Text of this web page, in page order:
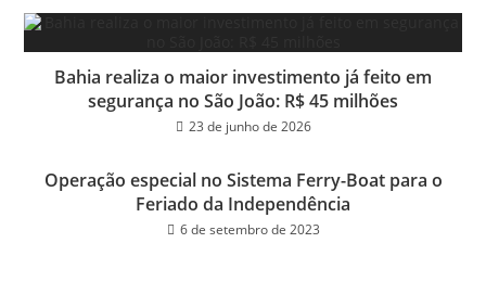
Bahia realiza o maior investimento já feito em
segurança no São João: R$ 45 milhões
23 de junho de 2026
Operação especial no Sistema Ferry-Boat para o
Feriado da Independência
6 de setembro de 2023